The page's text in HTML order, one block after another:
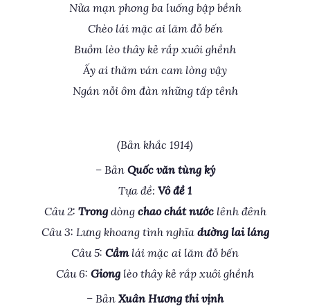
Nửa mạn phong ba luống bập bềnh
Chèo lái mặc ai lăm đỗ bến
Buồm lèo thây kẻ rắp xuôi ghềnh
Ấy ai thăm ván cam lòng vậy
Ngán nỗi ôm đàn những tấp tênh
(Bản khắc 1914)
– Bản Quốc văn tùng ký
Tựa đề: Vô đề 1
Câu 2: Trongdòng chao chát nướclênh đênh
Câu 3: Lưng khoang tình nghĩa dường lai láng
Câu 5: Cầmlái mặc ai lăm đỗ bến
Câu 6: Giong lèo thây kẻ rắp xuôi ghềnh
– Bản Xuân Hương thi vịnh